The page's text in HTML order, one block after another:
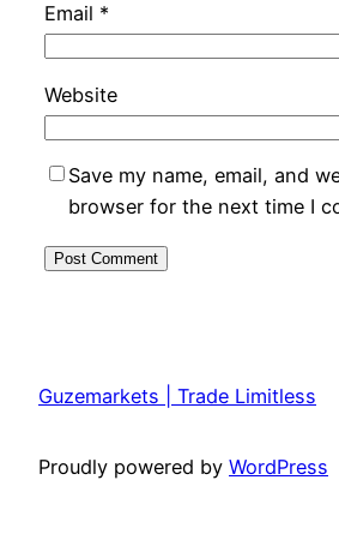
Email *
Website
Save my name, email, and
browser for the next time I
Guzemarkets | Trade Limitless
Proudly powered by WordPress